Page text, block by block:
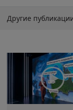
Другие